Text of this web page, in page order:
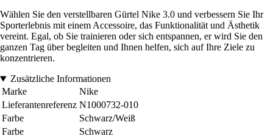
Wählen Sie den verstellbaren Gürtel Nike 3.0 und verbessern Sie Ihr
Sporterlebnis mit einem Accessoire, das Funktionalität und Ästhetik
vereint. Egal, ob Sie trainieren oder sich entspannen, er wird Sie den
ganzen Tag über begleiten und Ihnen helfen, sich auf Ihre Ziele zu
konzentrieren.
Zusätzliche Informationen
Marke
Nike
Lieferantenreferenz N1000732-010
Farbe
Schwarz/Weiß
Farbe
Schwarz